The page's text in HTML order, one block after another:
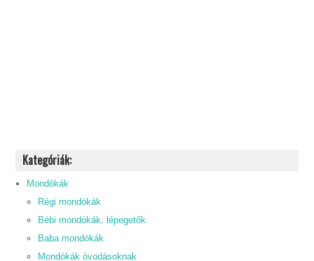
Kategóriák:
Mondókák
Régi mondókák
Bébi mondókák, lépegetők
Baba mondókák
Mondókák óvodásoknak